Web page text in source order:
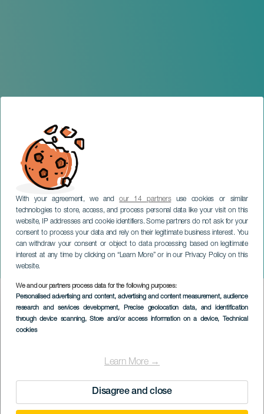
With your agreement, we andour 14 partnersuse cookies or similar
technologies to store, access, and process personal data like your visit on this
website, IP addresses and cookie identifiers. Some partners do not ask for your
consent to process your data and rely on their legitimate business interest. You
can withdraw your consent or object to data processing based on legitimate
interest at any time by clicking on “Learn More” or in our Privacy Policy on this
website.
We and our partners process data for the following purposes:
Personalised advertising and content, advertising and content measurement, audience
research and services development, Precise geolocation data, and identification
through device scanning, Store and/or access information on a device, Technical
cookies
Learn More →
Disagree and close
Belingo-Markt in Artenara
GRAN CANARIA
Imagen
Listado